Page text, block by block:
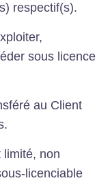
respectif(s).
sous licence
au Client
limité, non
licenciable